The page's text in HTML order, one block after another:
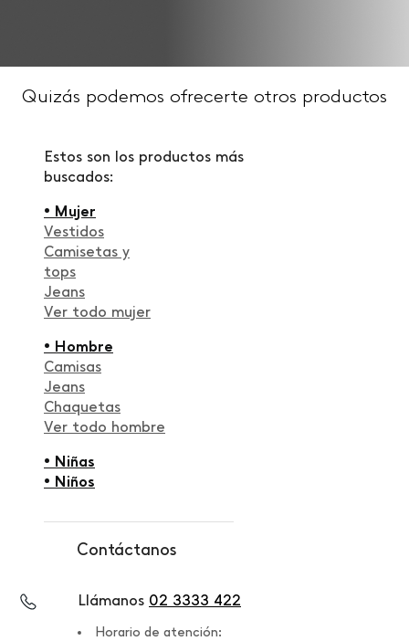
Quizás podemos ofrecerte otros productos
Estos son los productos más
buscados:
• Mujer
Vestidos
Camisetas y
tops
Jeans
Ver todo mujer
• Hombre
Camisas
Jeans
Chaquetas
Ver todo hombre
• Niñas
• Niños
Contáctanos
Llámanos 02 3333 422
Horario de atención: